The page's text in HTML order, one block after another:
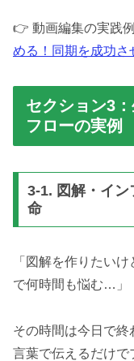
👉 動画編集の実践
める！同期を成功さ
セクション3
フローの実例
3-1. 図解・イ
命
「図解を作りたい
で何時間も悩む…」
その時間は今日で終
言葉で伝えるだけ